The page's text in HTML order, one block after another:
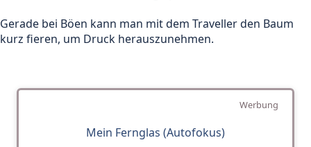
Gerade bei Böen kann man mit dem Traveller den Baum
kurz fieren, um Druck herauszunehmen.
Werbung
Mein Fernglas (Autofokus)